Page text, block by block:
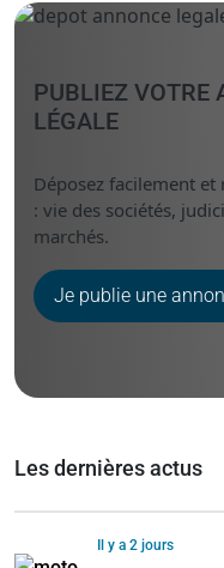
PUBLIEZ VOTRE
LÉGALE
Déposez facilement
: vie des sociétés,
marchés.
Je publie une
Les dernières actus
Il y a 2 jours